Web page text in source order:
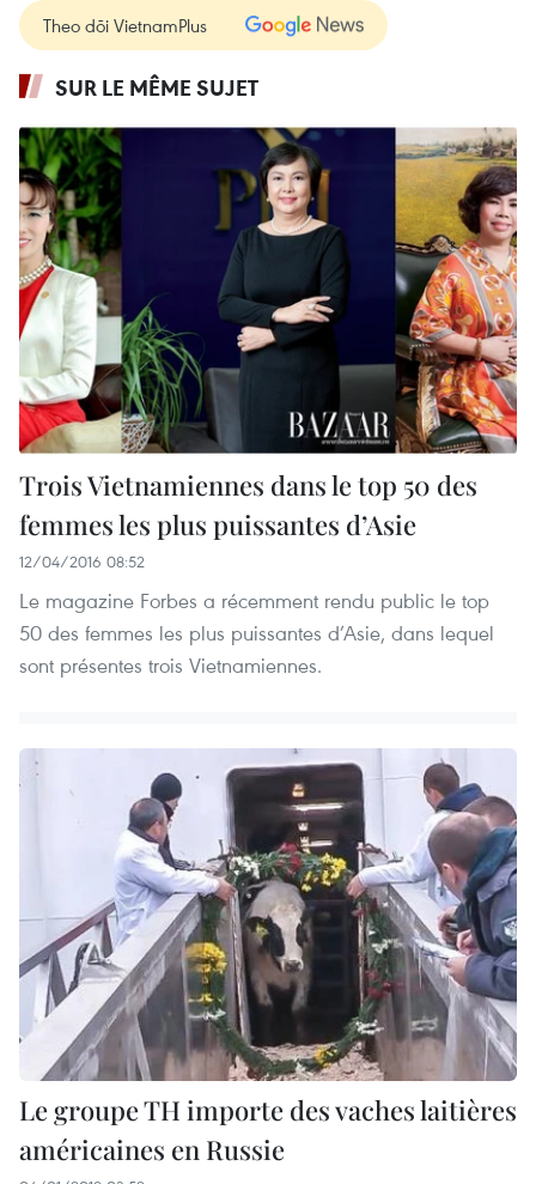
Theo dõi VietnamPlus
SUR LE MÊME SUJET
Trois Vietnamiennes dans le top 50 des
femmes les plus puissantes d’Asie
12/04/2016 08:52
Le magazine Forbes a récemment rendu public le top
50 des femmes les plus puissantes d’Asie, dans lequel
sont présentes trois Vietnamiennes.
Le groupe TH importe des vaches laitières
américaines en Russie